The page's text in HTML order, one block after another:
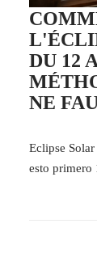
DU 12
NE
Eclipse
esto primero